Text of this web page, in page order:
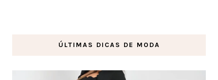
ÚLTIMAS DICAS DE MODA